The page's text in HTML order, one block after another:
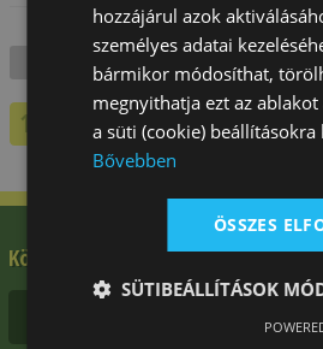
Tetejére
1
Kövessen minket
hozzájárul azok
személyes adatai
bármikor módosíthat,
megnyithatja ezt az
a süti (cookie) beállításokra
Bővebben
ÖSSZES
SÜTIBEÁLLÍTÁSOK